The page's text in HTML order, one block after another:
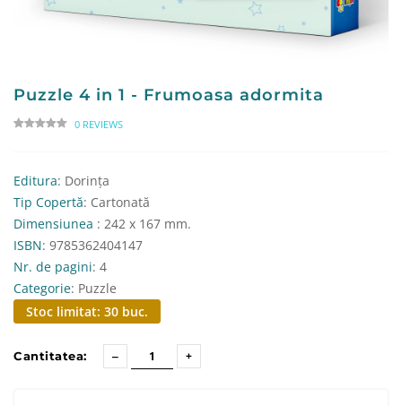
Puzzle 4 in 1 - Frumoasa adormita
0 REVIEWS
Editura: Dorința
Tip Copertă: Cartonată
Dimensiunea : 242 x 167 mm.
ISBN: 9785362404147
Nr. de pagini: 4
Categorie: Puzzle
Stoc limitat: 30 buc.
Cantitatea: